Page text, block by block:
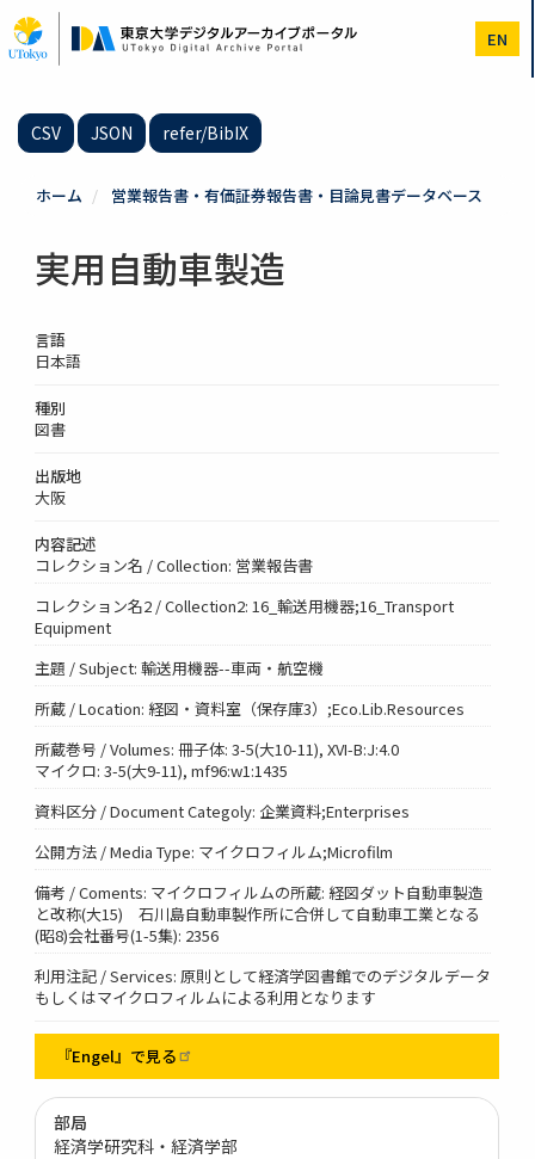
イ
ン
EN
CSV JSON refer/BibIX
ホーム 営業報告書・有価証券報告書・目論見書データベース
実用自動車製造
言語
日本語
種別
図書
出版地
大阪
内容記述
コレクション名 / Collection: 営業報告書
コレクション名2 / Collection2: 16_輸送用機器;16_Transport
Equipment
主題 / Subject: 輸送用機器--車両・航空機
所蔵 / Location: 経図・資料室（保存庫3）;Eco.Lib.Resources
所蔵巻号 / Volumes: 冊子体: 3-5(大10-11), XVI-B:J:4.0
マイクロ: 3-5(大9-11), mf96:w1:1435
資料区分 / Document Categoly: 企業資料;Enterprises
公開方法 / Media Type: マイクロフィルム;Microfilm
備考 / Coments: マイクロフィルムの所蔵: 経図ダット自動車製造
と改称(大15) 石川島自動車製作所に合併して自動車工業となる
(昭8)会社番号(1-5集): 2356
利用注記 / Services: 原則として経済学図書館でのデジタルデータ
もしくはマイクロフィルムによる利用となります
『Engel』で見る
部局
経済学研究科・経済学部